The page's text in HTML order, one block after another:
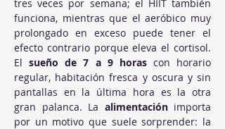
tres veces por semana; el HIIT también
funciona, mientras que el aeróbico muy
prolongado en exceso puede tener el
efecto contrario porque eleva el cortisol.
El sueño de 7 a 9 horas con horario
regular, habitación fresca y oscura y sin
pantallas en la última hora es la otra
gran palanca. La alimentación importa
por un motivo que suele sorprender: la